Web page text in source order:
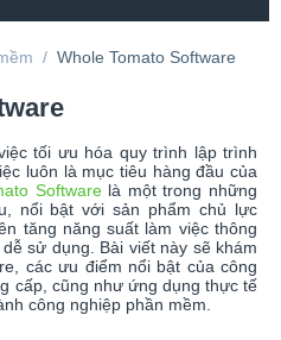
/ Whole Tomato Software
tối ưu hóa quy trình lập trình
luôn là mục tiêu hàng đầu của
Software là một trong những
nổi bật với sản phẩm chủ lực
tăng năng suất làm việc thông
sử dụng. Bài viết này sẽ khám
các ưu điểm nổi bật của công
cấp, cũng như ứng dụng thực tế
công nghiệp phần mềm.